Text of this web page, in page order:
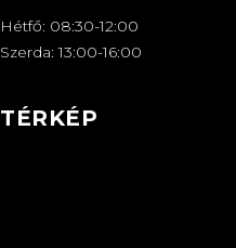
Hétfő: 08:30-12:00
Szerda: 13:00-16:00
TÉRKÉP